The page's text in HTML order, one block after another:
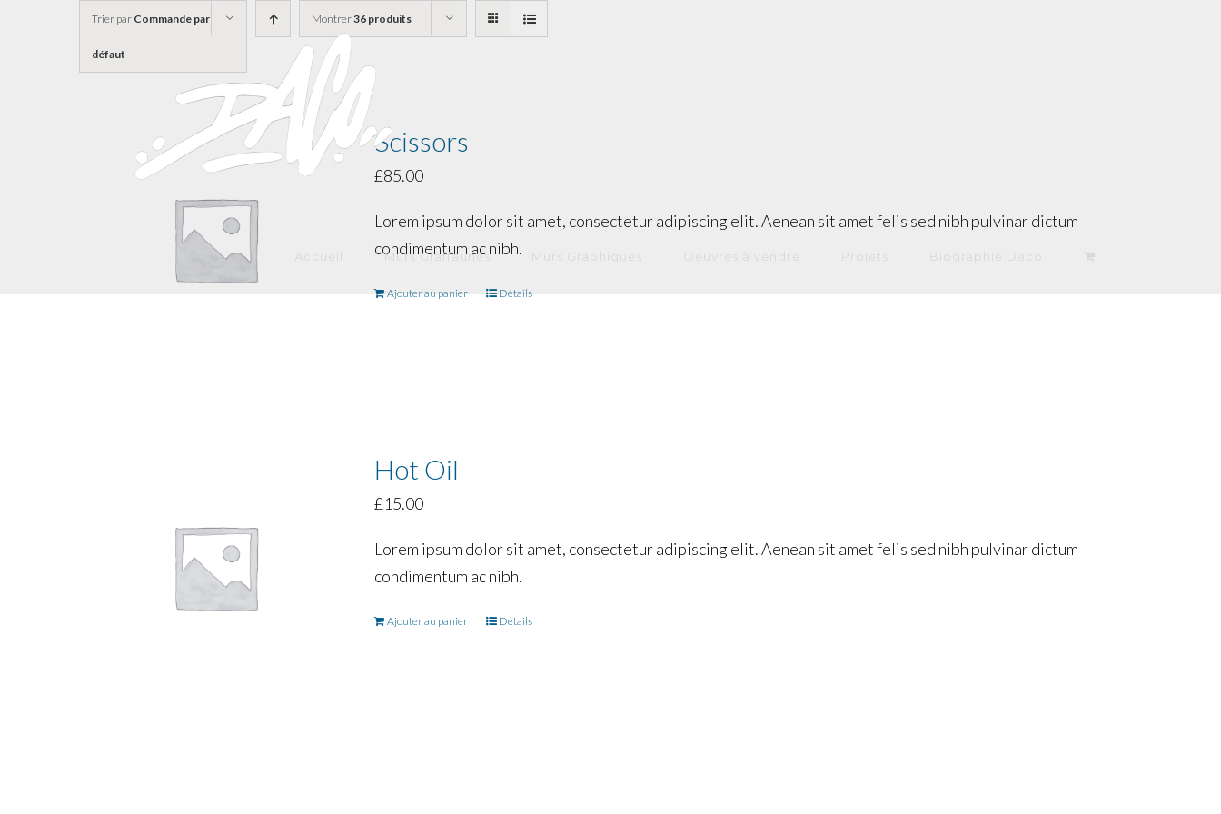
Murs Graffaunes
Trier par Commande par
défaut
Montrer36 produits
Scissors
£85.00
Lorem ipsum dolor sit amet, consectetur adipiscing elit. Aenean sit amet felis sed nibh pulvinar dictum
condimentum ac nibh.
Ajouter au panier Détails
Hot Oil
£15.00
Lorem ipsum dolor sit amet, consectetur adipiscing elit. Aenean sit amet felis sed nibh pulvinar dictum
condimentum ac nibh.
Ajouter au panier Détails